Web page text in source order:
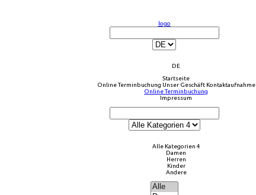
logo
DE
Startseite
Online Terminbuchung Unser Geschäft Kontaktaufnahme
Online Terminbuchung
Impressum
Alle Kategorien 4
Damen
Herren
Kinder
Andere